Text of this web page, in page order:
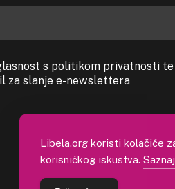
s politikom privatnosti
za slanje e-newslettera
Libela.org koristi kolačiće
korisničkog iskustva.